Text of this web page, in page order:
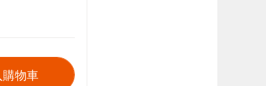
物車